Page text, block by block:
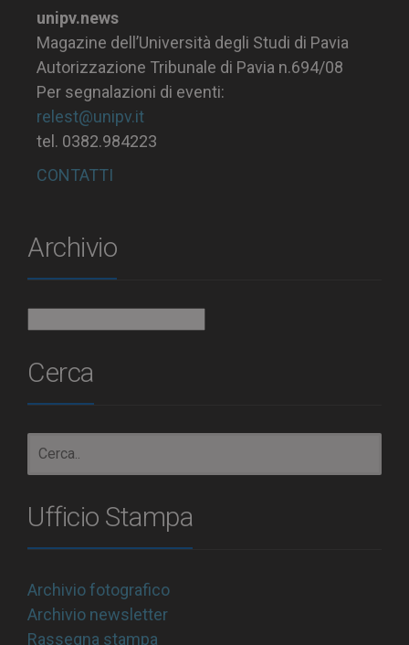
unipv.news
Magazine dell’Università degli Studi di Pavia
Autorizzazione Tribunale di Pavia n.694/08
Per segnalazioni di eventi:
relest@unipv.it
tel. 0382.984223
CONTATTI
Archivio
Cerca
Ufficio Stampa
Archivio fotografico
Archivio newsletter
Rassegna stampa